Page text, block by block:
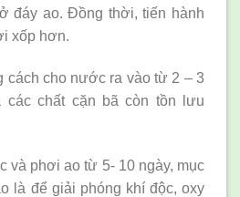
đáy ao. Đồng thời, tiến hành
xốp hơn.
cách cho nước ra vào từ 2 – 3
các chất cặn bã còn tồn lưu
và phơi ao từ 5- 10 ngày, mục
là để giải phóng khí độc, oxy